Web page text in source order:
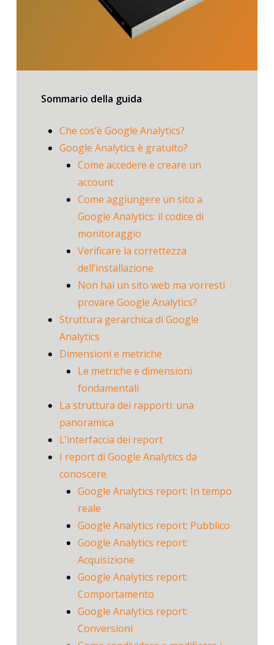
Sommario della guida
Che cos’è Google Analytics?
Google Analytics è gratuito?
Come accedere e creare un
account
Come aggiungere un sito a
Google Analytics: il codice di
monitoraggio
Verificare la correttezza
dell’installazione
Non hai un sito web ma vorresti
provare Google Analytics?
Struttura gerarchica di Google
Analytics
Dimensioni e metriche
Le metriche e dimensioni
fondamentali
La struttura dei rapporti: una
panoramica
L’interfaccia dei report
I report di Google Analytics da
conoscere
Google Analytics report: In tempo
reale
Google Analytics report: Pubblico
Google Analytics report:
Acquisizione
Google Analytics report:
Comportamento
Google Analytics report:
Conversioni